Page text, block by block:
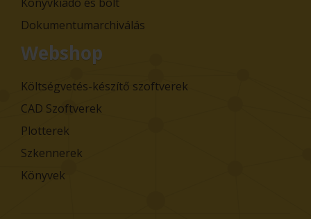
Dokumentumarchiválás
Webshop
Költségvetés-készítő szoftverek
CAD Szoftverek
Plotterek
Szkennerek
Könyvek